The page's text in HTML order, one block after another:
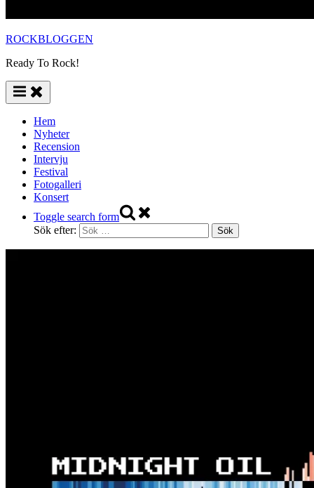
ROCKBLOGGEN
Ready To Rock!
Hem
Nyheter
Recension
Intervju
Festival
Fotogalleri
Konsert
Toggle search form
Sök efter: